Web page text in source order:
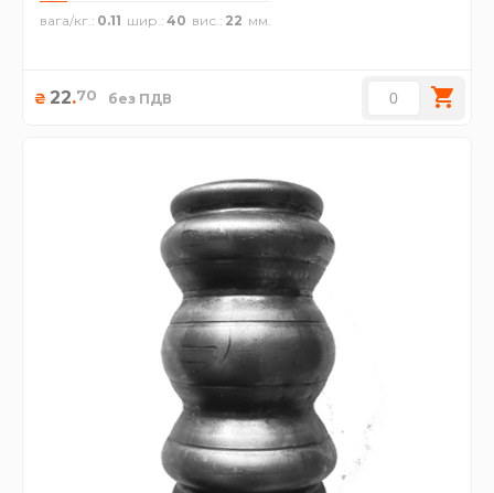
вага/кг. 0.11 шир. 40 вис. 22
₴ 22.70 без ПДВ